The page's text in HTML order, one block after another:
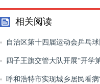
相关阅读
自治区第十四届运动会乒乓
四子王旗交管大队开展“开学
全教育活动
呼和浩特市实现城乡居民看病